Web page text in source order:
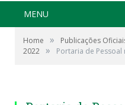
MENU
Home » Publicações
2022 » Portaria de Pessoal